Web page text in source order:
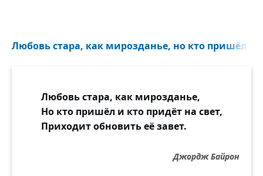
Любовь стара, как мирозданье, но кто пришёл и
Любовь стара, как мирозданье,
Но кто пришёл и кто придёт на свет,
Приходит обновить её завет.
Джордж Байрон